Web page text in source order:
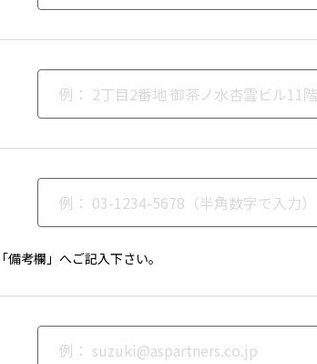
考欄」へご記入下さい。